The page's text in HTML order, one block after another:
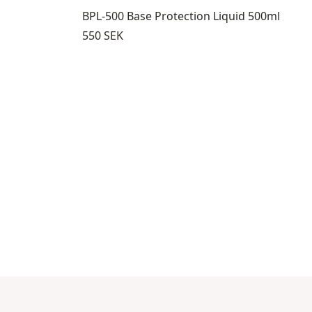
BPL-500 Base Protection Liquid 500ml
Pris:
550 SEK